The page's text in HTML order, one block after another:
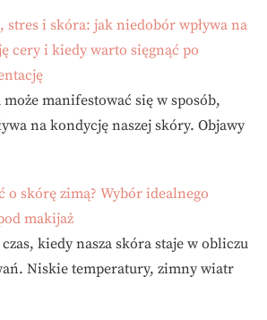
stres i skóra: jak niedobór wpływa na
cery i kiedy warto sięgnąć po
manifestować się w sposób,
na kondycję naszej skóry. Objawy
o skórę zimą? Wybór idealnego
makijaż
kiedy nasza skóra staje w obliczu
Niskie temperatury, zimny wiatr